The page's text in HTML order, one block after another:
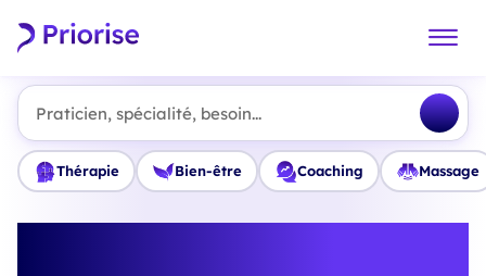
Praticien, spécialité, besoin...
Thérapie Bien-être Coaching Massage